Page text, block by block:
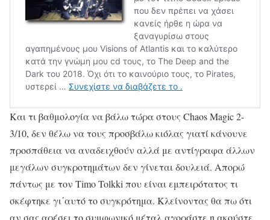
Και τι βαθμολογία να βάλω τώρα στους Chaos Magic 2-
3/10, δεν θέλω να τους προσβάλω κιόλας γιατί κάνουνε
προσπάθεια να αναδειχθούν αλλά με αντίγραφα άλλων
μεγάλων συγκροτημάτων δεν γίνεται δουλειά. Απορώ
πάντως με τον Timo Tolkki που είναι εμπειρότατος τι
σκέφτηκε γι΄αυτό το συγκρότημα. Κλείνοντας θα πω ότι
αν σας αρέσει το συμφωνικό μέταλ αγοράστε η ακούστε